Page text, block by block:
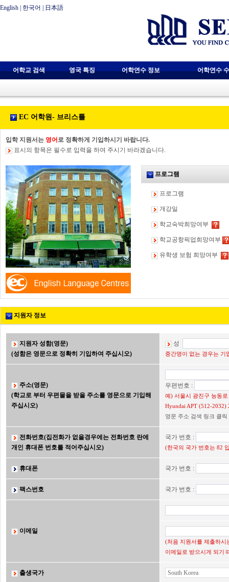
English 한국어 日本語
어학교 검색 영국 특징 어학연수 정보 어학연수
EC 어학원- 브리스틀
입학 지원서는 영어 로 정확하게 기입하시기 바랍니다.
표시의 항목은 필수로 입력을 하여 주시기 바라겠습니다.
프로그램
프로그램
개강일
학교숙박희망여부
학교공항픽업희망여부
유학생 보험 희망여부
지원자 정보
지원자 성함(영문)
(성함은 영문으로 정확히 기입하여 주십시오)
성
중간명이 없는 경우는 기
주소(영문)
(학교로 부터 우편물을 받을 주소를 영문으로 기입해
주십시오)
우편번호 :
예) 서울시 광진구 능동
Hyundai APT (512-2032)
영문 주소 검색 링크 클릭
전화번호(집전화가 없을경우에는 전화번호 란에
개인 휴대폰 번호를 적어주십시오)
국가 번호 :
(한국의 국가 번호는 82
휴대폰 국가 번호 :
팩스번호 국가 번호 :
이메일
(처음 지원서를 제출하시
이메일로 받으시게 되기
출생국가